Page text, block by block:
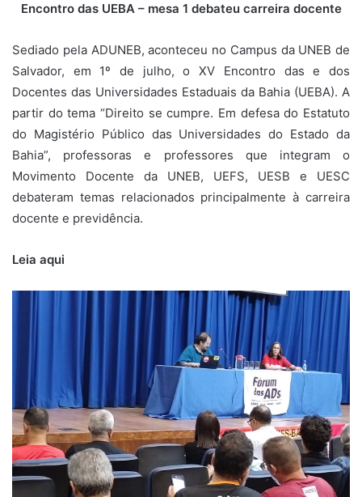
Encontro das UEBA – mesa 1 debateu carreira docente
Sediado pela ADUNEB, aconteceu no Campus da UNEB de
Salvador, em 1º de julho, o XV Encontro das e dos
Docentes das Universidades Estaduais da Bahia (UEBA). A
partir do tema “Direito se cumpre. Em defesa do Estatuto
do Magistério Público das Universidades do Estado da
Bahia”, professoras e professores que integram o
Movimento Docente da UNEB, UEFS, UESB e UESC
debateram temas relacionados principalmente à carreira
docente e previdência.
Leia aqui